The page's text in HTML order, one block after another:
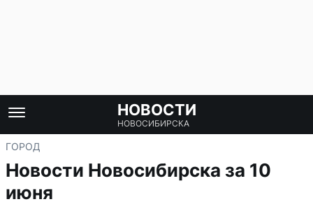
НОВОСТИ
НОВОСИБИРСКА
ГОРОД
Новости Новосибирска за 10
июня